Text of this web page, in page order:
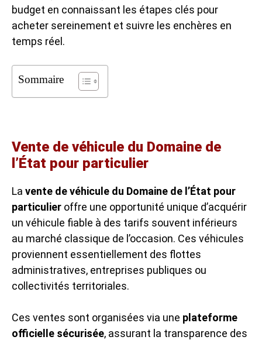
budget en connaissant les étapes clés pour
acheter sereinement et suivre les enchères en
temps réel.
Sommaire
Vente de véhicule du Domaine de
l’État pour particulier
La vente de véhicule du Domaine de l’État pour
particulier offre une opportunité unique d’acquérir
un véhicule fiable à des tarifs souvent inférieurs
au marché classique de l’occasion. Ces véhicules
proviennent essentiellement des flottes
administratives, entreprises publiques ou
collectivités territoriales.
Ces ventes sont organisées via une plateforme
officielle sécurisée, assurant la transparence des